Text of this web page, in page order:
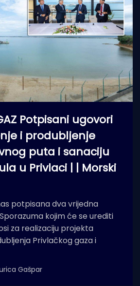
Potpisani ugovori
i produbljenje
puta i sanaciju
u Privlaci | | Morski
potpisana dva vrijedna
kojim će se urediti
za realizaciju projekta
Privlačkog gaza i
Gašpar